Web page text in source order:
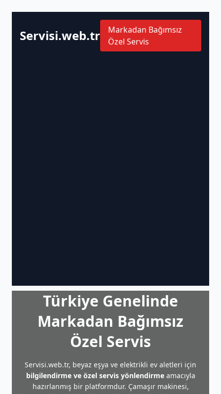
Servisi.web.tr
Markadan Bağımsız
Özel Servis
Türkiye Genelinde
Markadan Bağımsız
Özel Servis
Servisi.web.tr, beyaz eşya ve elektrikli ev aletleri için
bilgilendirme ve özel servis yönlendirmeamacıyla
hazırlanmış bir platformdur. Çamaşır makinesi,